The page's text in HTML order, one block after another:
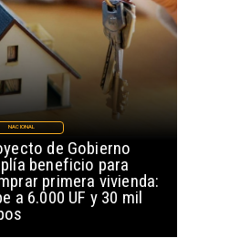
de Gobierno
beneficio para
primera vivienda:
a 6.000 UF y 30 mil
NACIONAL